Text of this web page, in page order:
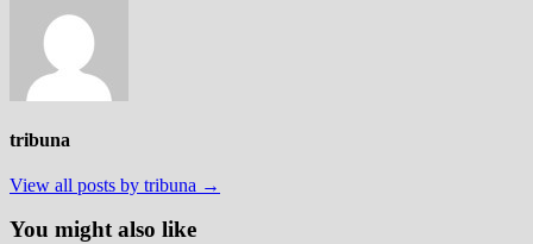
tribuna
View all posts by tribuna →
You might also like